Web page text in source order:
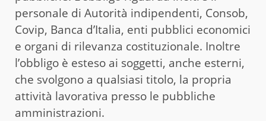
personale di Autorità indipendenti, Consob,
Covip, Banca d’Italia, enti pubblici economici
e organi di rilevanza costituzionale. Inoltre
l’obbligo è esteso ai soggetti, anche esterni,
che svolgono a qualsiasi titolo, la propria
attività lavorativa presso le pubbliche
amministrazioni.